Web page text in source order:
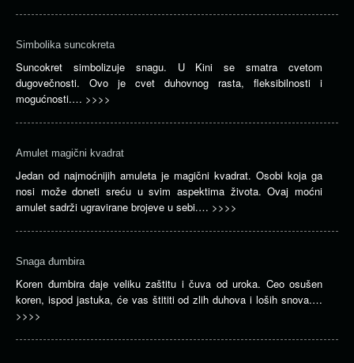
Simbolika suncokreta
Suncokret simbolizuje snagu. U Kini se smatra cvetom
dugovečnosti. Ovo je cvet duhovnog rasta, fleksibilnosti i
mogućnosti.… >>>>
Amulet magični kvadrat
Jedan od najmoćnijih amuleta je magični kvadrat. Osobi koja ga
nosi može doneti sreću u svim aspektima života. Ovaj moćni
amulet sadrži ugravirane brojeve u sebi.… >>>>
Snaga đumbira
Koren đumbira daje veliku zaštitu i čuva od uroka. Ceo osušen
koren, ispod jastuka, će vas štititi od zlih duhova i loših snova.…
>>>>